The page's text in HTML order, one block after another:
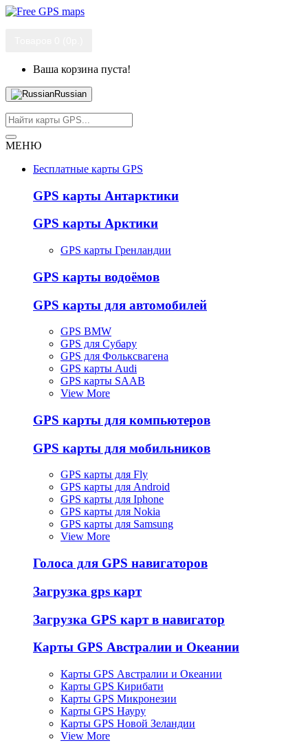
Ваша корзина пуста!
Russian
МЕНЮ
Бесплатные карты GPS
GPS карты Антарктики
GPS карты Арктики
GPS карты Гренландии
GPS карты водоёмов
GPS карты для автомобилей
GPS BMW
GPS для Субару
GPS для Фольксвагена
GPS карты Audi
GPS карты SAAB
View More
GPS карты для компьютеров
GPS карты для мобильников
GPS карты для Fly
GPS карты для Android
GPS карты для Iphone
GPS карты для Nokia
GPS карты для Samsung
View More
Голоса для GPS навигаторов
Загрузка gps карт
Загрузка GPS карт в навигатор
Карты GPS Австралии и Океании
Карты GPS Австралии и Океании
Карты GPS Кирибати
Карты GPS Микронезии
Карты GPS Науру
Карты GPS Новой Зеландии
View More